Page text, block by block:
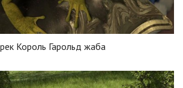
Король Гарольд жаба